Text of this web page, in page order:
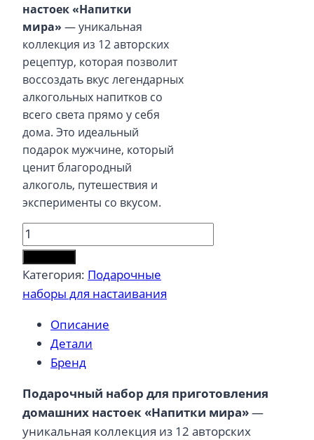
настоек «Напитки
мира» — уникальная
коллекция из 12 авторских
рецептур, которая позволит
воссоздать вкус легендарных
алкогольных напитков со
всего света прямо у себя
дома. Это идеальный
подарок мужчине, который
ценит благородный
алкоголь, путешествия и
эксперименты со вкусом.
Количество
товара
Подарочный
набор
специй
для
«Напитки
мира»
Категория: Подарочные
наборы для настаивания
Описание
Детали
Бренд
Подарочный набор для приготовления
домашних настоек «Напитки мира»—
уникальная коллекция из 12 авторских